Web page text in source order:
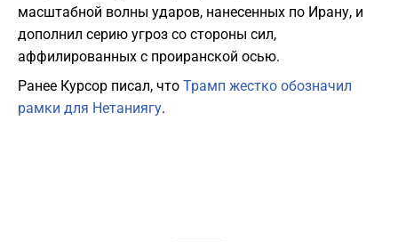
масштабной волны ударов, нанесенных по Ирану, и
дополнил серию угроз со стороны сил,
аффилированных с проиранской осью.
Ранее Курсор писал, что Трамп жестко обозначил
рамки для Нетаниягу.